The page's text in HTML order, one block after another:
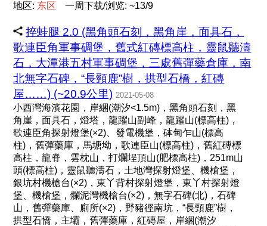
地区: 东区 一周下载/浏览: ~13/9
捽蛙腿 2.0 (黑角頭石刻，黑角崖，面具石，
歌連臣角軍事碉堡，舊式紅磚標高柱，靈鼠聽濤
石，大潭港五村軍事碉堡，三處舊彈藥倉庫，南
北無字石碑，“長頸鹿”樹，拱型石橋，紅磚
屋……) (~20.9公里) 2021-05-08
小西灣海濱花園，岸綑(潮汐<1.5m)，黑角頭石刻，黑
角崖，面具石，燈塔，龍躍山副峰，龍躍山(標高柱)，
歌連臣角探射燈堡(×2)、發電機堡，砵甸乍山(標高
柱)，舊彈藥庫，馬塘坳，歌連臣山(標高柱)，舊紅磚標
高柱，龍脊，雲枕山，打爛埕頂山(肥標高柱)，251m山
頭(標高柱)，靈鼠聽濤石，土地灣探射燈堡、機槍堡，
銀坑村機槍台(×2)，東丫背村探射燈堡，東丫村探射燈
堡、機槍堡，爛泥灣機槍台(×2)，無字石碑(北)，石碑
山，舊彈藥庫、廁所(×2)，野豬徑南坑，“長頸鹿”樹，
拱型石憍，主壩，舊彈藥庫，紅磚屋，岸綑(潮汐